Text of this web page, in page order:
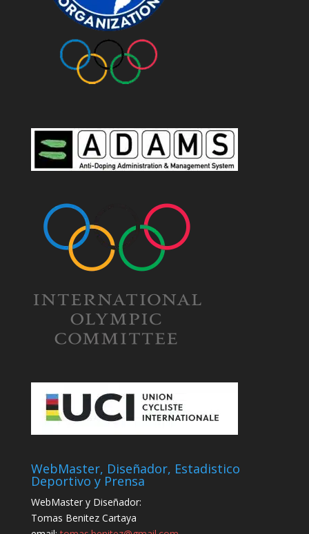
WebMaster, Diseñador, Estadistico
Deportivo y Prensa
WebMaster y Diseñador:
Tomas Benitez Cartaya